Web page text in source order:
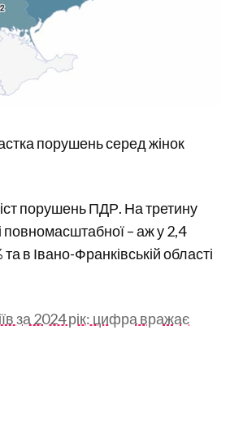
порушень серед жінок
порушень ПДР. На третину
повномасштабної – аж у 2,4
в Івано-Франківській області
за 2024 рік: цифра вражає